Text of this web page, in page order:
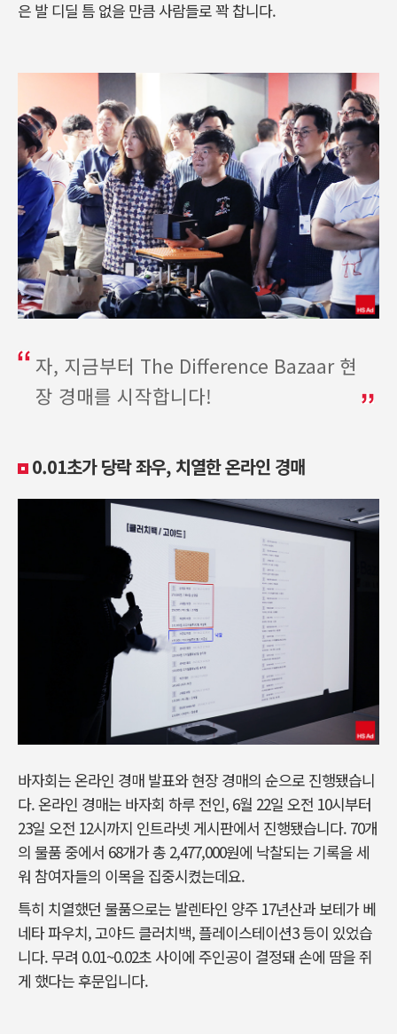
은 발 디딜 틈 없을 만큼 사람들로 꽉 찹니다.
자, 지금부터 The Difference Bazaar 현
장 경매를 시작합니다!
0.01초가 당락 좌우, 치열한 온라인 경매
바자회는 온라인 경매 발표와 현장 경매의 순으로 진행됐습니
다. 온라인 경매는 바자회 하루 전인, 6월 22일 오전 10시부터
23일 오전 12시까지 인트라넷 게시판에서 진행됐습니다. 70개
의 물품 중에서 68개가 총 2,477,000원에 낙찰되는 기록을 세
워 참여자들의 이목을 집중시켰는데요.
특히 치열했던 물품으로는 발렌타인 양주 17년산과 보테가 베
네타 파우치, 고야드 클러치백, 플레이스테이션3 등이 있었습
니다. 무려 0.01~0.02초 사이에 주인공이 결정돼 손에 땀을 쥐
게 했다는 후문입니다.